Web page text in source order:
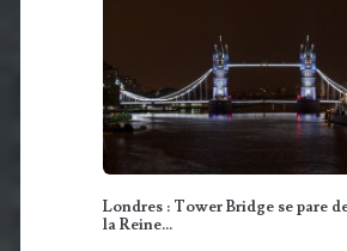
Londres : Tower Bridge se pare
la Reine…